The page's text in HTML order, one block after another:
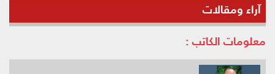
آراء ومقالات
معلومات الكاتب :